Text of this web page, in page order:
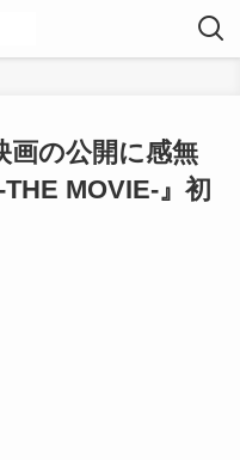
画の公開に感無
MOVIE-』初